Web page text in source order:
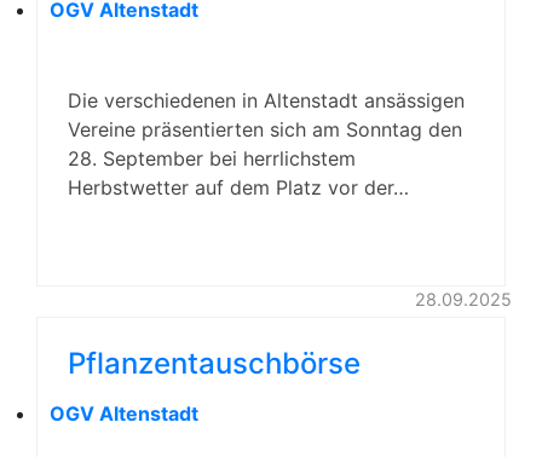
OGV Altenstadt
Die verschiedenen in Altenstadt ansässigen
Vereine präsentierten sich am Sonntag den
28. September bei herrlichstem
Herbstwetter auf dem Platz vor der…
28.09.2025
Pflanzentauschbörse
OGV Altenstadt